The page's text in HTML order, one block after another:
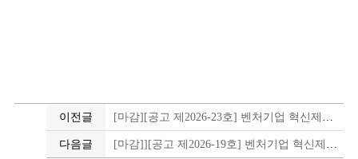
이전글 [마감][공고 제2026-23호] 벤처기업 혁신제품 시장진출 지원사업 2차 모집 연장 공고
다음글 [마감]][공고 제2026-19호] 벤처기업 혁신제품 시장진출 지원사업 2차 모집 공고